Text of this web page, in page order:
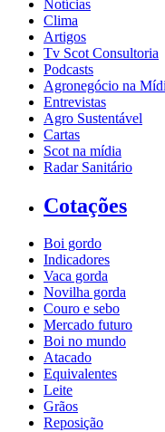
Notícias
Clima
Artigos
Tv Scot Consultoria
Podcasts
Agronegócio na
Entrevistas
Agro Sustentável
Cartas
Scot na mídia
Radar Sanitário
Cotações
Boi gordo
Indicadores
Vaca gorda
Novilha gorda
Couro e sebo
Mercado futuro
Boi no mundo
Atacado
Equivalentes
Leite
Grãos
Reposição